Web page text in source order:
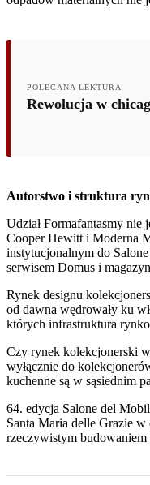
POLECANA LEKTURA
Rewolucja w
Autorstwo i struktura
Udział Formafantasmy
Cooper Hewitt i Moderna
instytucjonalnym do
serwisem Domus i
Rynek designu
od dawna wędrowały ku
których infrastruktura
Czy rynek kolekcjonerski
wyłącznie do
kuchenne są w sąsiednim
64. edycja Salone del
Santa Maria delle Grazie
rzeczywistym budowaniem